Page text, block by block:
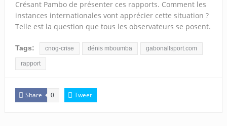
Crésant Pambo de présenter ces rapports. Comment les
instances internationales vont apprécier cette situation ?
Telle est la question que tous les observateurs se posent.
Tags: cnog-crise dénis mboumba gabonallsport.com
rapport
Share 0 Tweet